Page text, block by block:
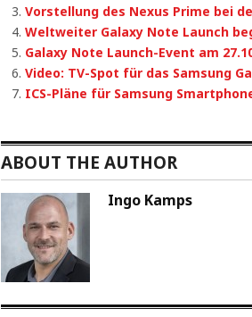
Vorstellung des Nexus Prime bei
Weltweiter Galaxy Note Launch
Galaxy Note Launch-Event am
Video: TV-Spot für das Samsung
ICS-Pläne für Samsung
ABOUT THE AUTHOR
Ingo Kamps